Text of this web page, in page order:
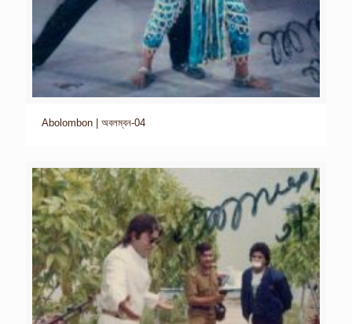
Abolombon | অবলম্বন-04